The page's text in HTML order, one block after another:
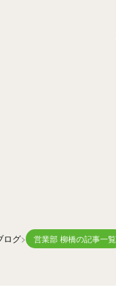
ログ 営業部 柳橋の記事一覧